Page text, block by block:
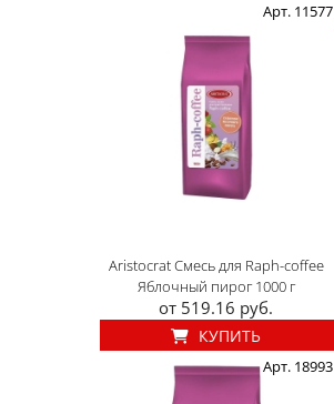
Арт. 11577
Aristocrat Смесь для Raph-coffee
Яблочный пирог 1000 г
от 519.16 руб.
КУПИТЬ
Арт. 18993